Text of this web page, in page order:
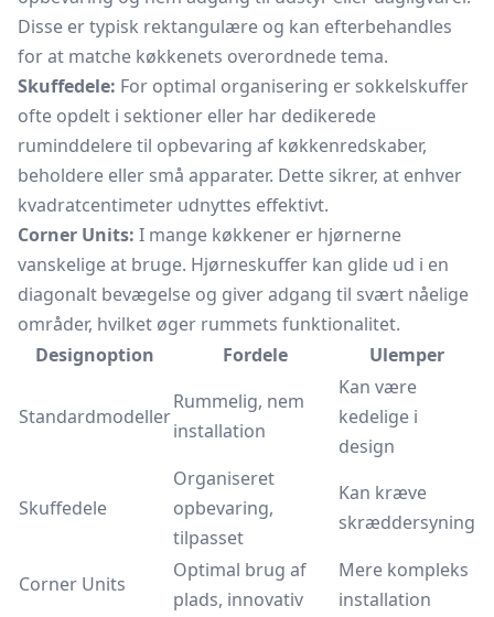
Disse er typisk rektangulære og kan efterbehandles
for at matche køkkenets overordnede tema.
Skuffedele: For optimal organisering er sokkelskuffer
ofte opdelt i sektioner eller har dedikerede
ruminddelere til opbevaring af køkkenredskaber,
beholdere eller små apparater. Dette sikrer, at enhver
kvadratcentimeter udnyttes effektivt.
Corner Units: I mange køkkener er hjørnerne
vanskelige at bruge. Hjørneskuffer kan glide ud i en
diagonalt bevægelse og giver adgang til svært nåelige
områder, hvilket øger rummets funktionalitet.
Designoption
Fordele Ulemper
Standardmodeller
Rummelig, nem
installation
Kan være
kedelige i
design
Skuffedele
Organiseret
opbevaring,
tilpasset
Kan kræve
skræddersyning
Corner Units
Optimal brug af
plads, innovativ
Mere kompleks
installation